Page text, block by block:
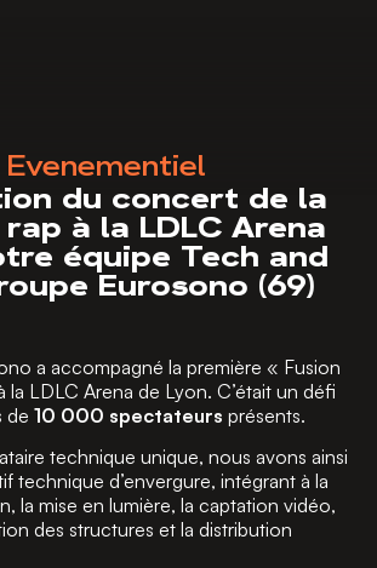
Evenementiel
du concert de la
à la LDLC Arena
équipe Tech and
Eurosono (69)
a accompagné la première « Fusion
la LDLC Arena de Lyon. C’était un défi
de 10 000 spectateurs présents.
technique unique, nous avons ainsi
technique d’envergure, intégrant à la
la mise en lumière, la captation vidéo,
des structures et la distribution